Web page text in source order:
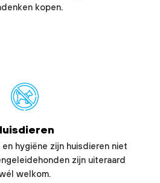
kopen.
hygiëne zijn huisdieren niet
zijn uiteraard
welkom.